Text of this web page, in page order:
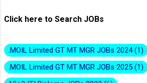
Click here to Search JOBs
.MOIL Limited GT MT MGR JOBs 2024 1
.MOIL Limited GT MT MGR JOBs 2025 1